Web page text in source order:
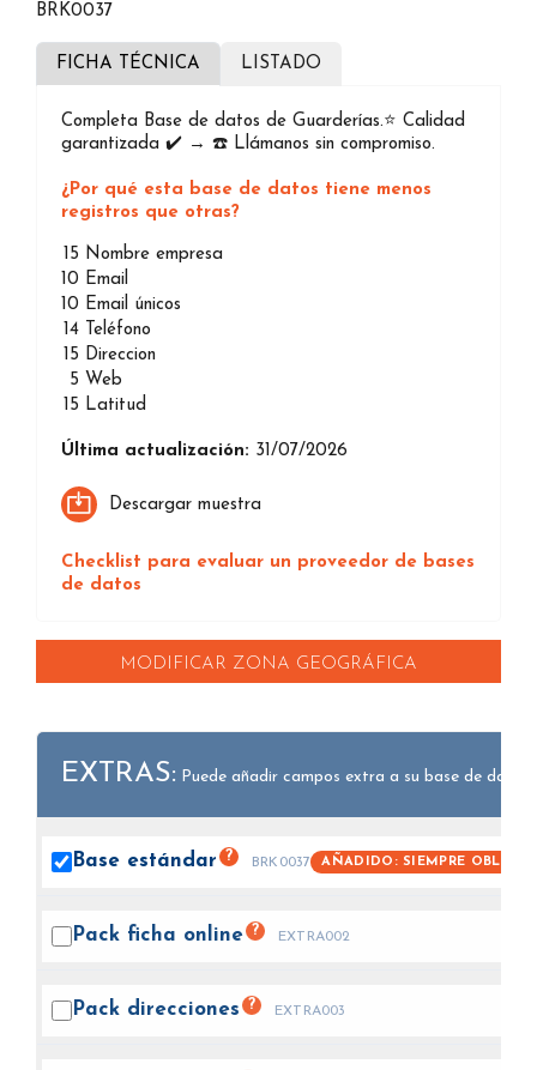
BRK0037
FICHA TÉCNICA LISTADO
Completa Base de datos de Guarderías.⭐️ Calidad
garantizada ✔️ → ☎️ Llámanos sin compromiso.
¿Por qué esta base de datos tiene menos
registros que otras?
15 Nombre empresa
10 Email
10 Email únicos
14
Teléfono
15 Direccion
5 Web
15 Latitud
Última actualización: 31/07/2026
Descargar muestra
Checklist para evaluar un proveedor de bases
de datos
MODIFICAR ZONA GEOGRÁFICA
EXTRAS: Puede añadir campos extra a su base de datos.
Base estándar ? BRK0037 AÑADIDO: SIEMPRE
Pack ficha online ? EXTRA002
Pack direcciones ? EXTRA003